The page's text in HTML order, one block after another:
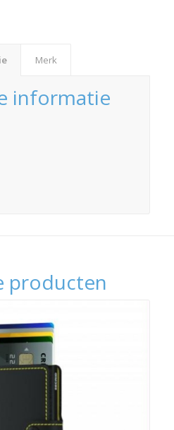
Merk
informatie
producten